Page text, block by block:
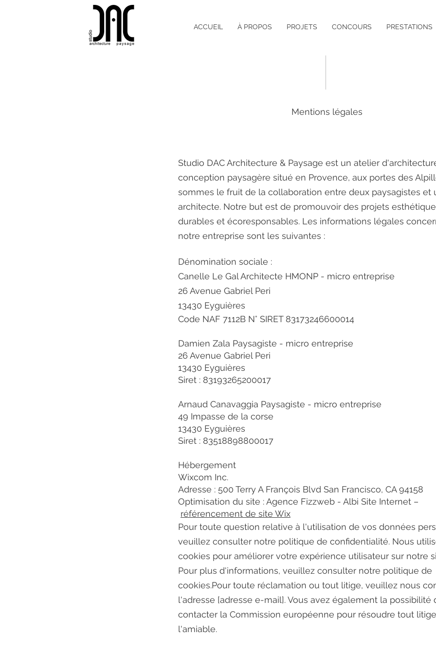
ACCUEIL À PROPOS PROJETS CONCOURS PRESTATIONS
Mentions légales
Studio DAC Architecture & Paysage est un atelier
conception paysagère situé en Provence, aux portes des
sommes le fruit de la collaboration entre deux paysagistes et
architecte. Notre but est de promouvoir des projets
durables et écoresponsables. Les informations légales
notre entreprise sont les suivantes :
Dénomination sociale :
Canelle Le Gal Architecte HMONP - micro entreprise
26 Avenue Gabriel Peri
13430 Eyguières
Code NAF 7112B N° SIRET 83173246600014
Damien Zala Paysagiste - micro entreprise
26 Avenue Gabriel Peri
13430 Eyguières
Siret : 83193265200017
Arnaud Canavaggia Paysagiste - micro entreprise
49 Impasse de la corse
13430 Eyguières
Siret : 83518898800017
Hébergement
Wixcom Inc.
Adresse : 500 Terry A François Blvd San Francisco, CA 94158
Optimisation du site : Agence Fizzweb - Albi Site Internet –
référencement de site Wix
Pour toute question relative à l'utilisation de vos données
veuillez consulter notre politique de confidentialité. Nous
cookies pour améliorer votre expérience utilisateur sur notre
Pour plus d'informations, veuillez consulter notre politique de
cookies.Pour toute réclamation ou tout litige, veuillez nous
l'adresse [adresse e-mail]. Vous avez également la possibilité
contacter la Commission européenne pour résoudre tout
l'amiable.